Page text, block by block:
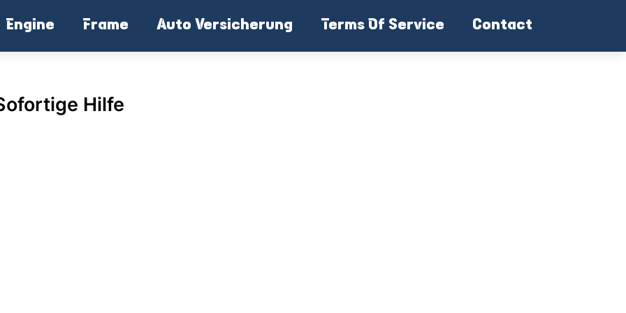
Engine Frame Auto Versicherung Terms Of Service Contact
Hilfe